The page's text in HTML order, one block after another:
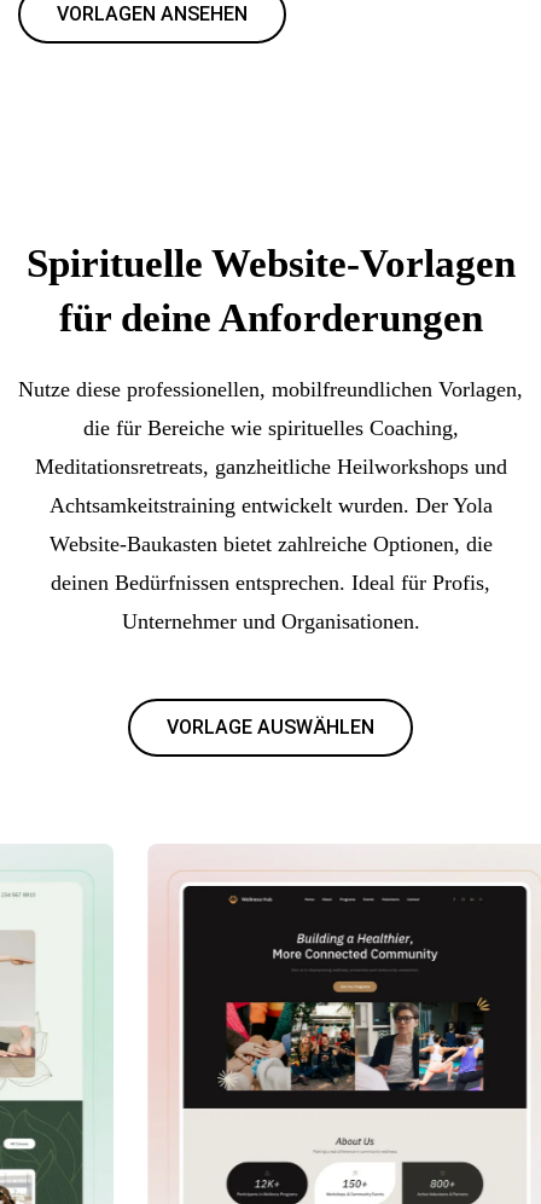
VORLAGEN ANSEHEN
Spirituelle Website-Vorlagen
für deine Anforderungen
Nutze diese professionellen, mobilfreundlichen Vorlagen,
die für Bereiche wie spirituelles Coaching,
Meditationsretreats, ganzheitliche Heilworkshops und
Achtsamkeitstraining entwickelt wurden. Der Yola
Website-Baukasten bietet zahlreiche Optionen, die
deinen Bedürfnissen entsprechen. Ideal für Profis,
Unternehmer und Organisationen.
VORLAGE AUSWÄHLEN